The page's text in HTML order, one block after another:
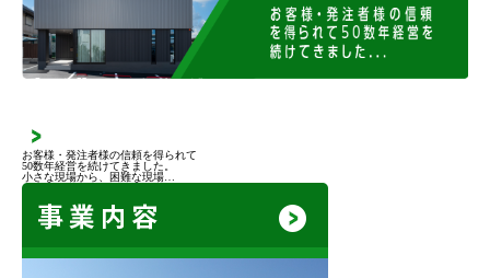
お客様・発注者様の信頼を得られて
50数年経営を続けてきました。
小さな現場から、困難な現場…